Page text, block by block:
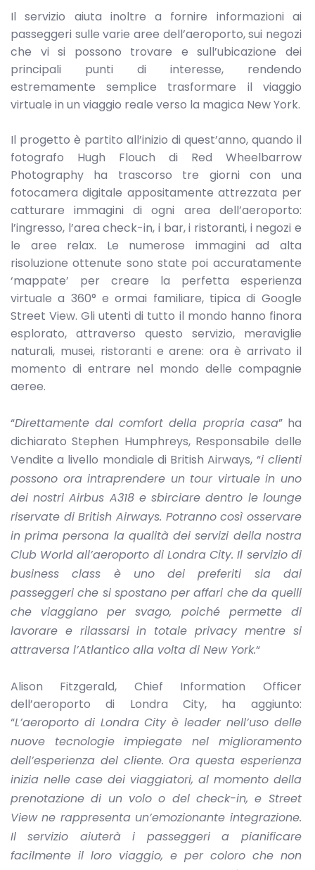
Il servizio aiuta inoltre a fornire informazioni ai
passeggeri sulle varie aree dell’aeroporto, sui negozi
che vi si possono trovare e sull’ubicazione dei
principali punti di interesse, rendendo
estremamente semplice trasformare il viaggio
virtuale in un viaggio reale verso la magica New York.
Il progetto è partito all’inizio di quest’anno, quando il
fotografo Hugh Flouch di Red Wheelbarrow
Photography ha trascorso tre giorni con una
fotocamera digitale appositamente attrezzata per
catturare immagini di ogni area dell’aeroporto:
l’ingresso, l’area check-in, i bar, i ristoranti, i negozi e
le aree relax. Le numerose immagini ad alta
risoluzione ottenute sono state poi accuratamente
‘mappate’ per creare la perfetta esperienza
virtuale a 360° e ormai familiare, tipica di Google
Street View. Gli utenti di tutto il mondo hanno finora
esplorato, attraverso questo servizio, meraviglie
naturali, musei, ristoranti e arene: ora è arrivato il
momento di entrare nel mondo delle compagnie
aeree.
“Direttamente dal comfort della propria casa” ha
dichiarato Stephen Humphreys, Responsabile delle
Vendite a livello mondiale di British Airways, “i clienti
possono ora intraprendere un tour virtuale in uno
dei nostri Airbus A318 e sbirciare dentro le lounge
riservate di British Airways. Potranno così osservare
in prima persona la qualità dei servizi della nostra
Club World all’aeroporto di Londra City. Il servizio di
business class è uno dei preferiti sia dai
passeggeri che si spostano per affari che da quelli
che viaggiano per svago, poiché permette di
lavorare e rilassarsi in totale privacy mentre si
attraversa l’Atlantico alla volta di New York.“
Alison Fitzgerald, Chief Information Officer
dell’aeroporto di Londra City, ha aggiunto:
“L’aeroporto di Londra City è leader nell’uso delle
nuove tecnologie impiegate nel miglioramento
dell’esperienza del cliente. Ora questa esperienza
inizia nelle case dei viaggiatori, al momento della
prenotazione di un volo o del check-in, e Street
View ne rappresenta un’emozionante integrazione.
Il servizio aiuterà i passeggeri a pianificare
facilmente il loro viaggio, e per coloro che non